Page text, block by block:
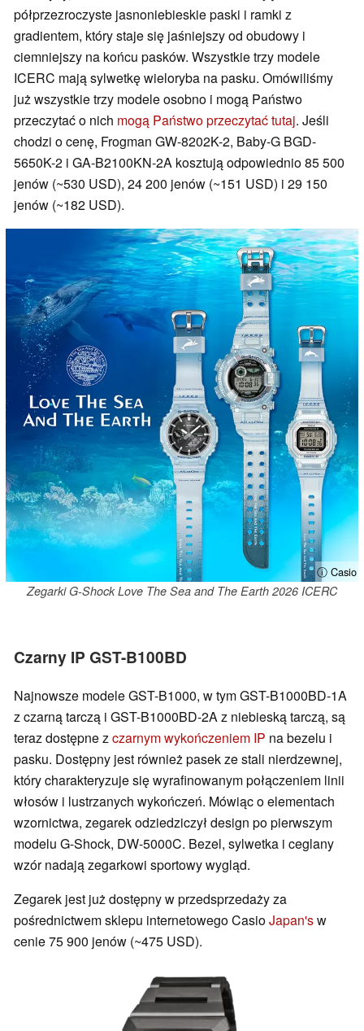
półprzezroczyste jasnoniebieskie paski i ramki z
gradientem, który staje się jaśniejszy od obudowy i
ciemniejszy na końcu pasków. Wszystkie trzy modele
ICERC mają sylwetkę wieloryba na pasku. Omówiliśmy
już wszystkie trzy modele osobno i mogą Państwo
przeczytać o nich mogą Państwo przeczytać tutaj. Jeśli
chodzi o cenę, Frogman GW-8202K-2, Baby-G BGD-
5650K-2 i GA-B2100KN-2A kosztują odpowiednio 85 500
jenów (~530 USD), 24 200 jenów (~151 USD) i 29 150
jenów (~182 USD).
ⓘ Casio
Zegarki G-Shock Love The Sea and The Earth 2026 ICERC
Czarny IP GST-B100BD
Najnowsze modele GST-B1000, w tym GST-B1000BD-1A
z czarną tarczą i GST-B1000BD-2A z niebieską tarczą, są
teraz dostępne zczarnym wykończeniem IP na bezelu i
pasku. Dostępny jest również pasek ze stali nierdzewnej,
który charakteryzuje się wyrafinowanym połączeniem linii
włosów i lustrzanych wykończeń. Mówiąc o elementach
wzornictwa, zegarek odziedziczył design po pierwszym
modelu G-Shock, DW-5000C. Bezel, sylwetka i ceglany
wzór nadają zegarkowi sportowy wygląd.
Zegarek jest już dostępny w przedsprzedaży za
pośrednictwem sklepu internetowego CasioJapan'sw
cenie 75 900 jenów (~475 USD).